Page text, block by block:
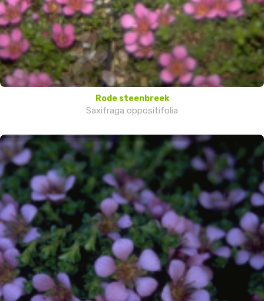
Rode steenbreek
Saxifraga oppositifolia